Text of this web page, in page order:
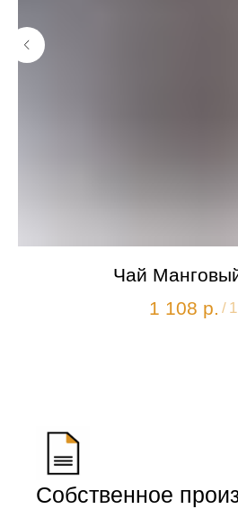
Чай
1 108 р. /
Собственное